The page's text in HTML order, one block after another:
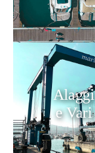
Alaggi
e Vari